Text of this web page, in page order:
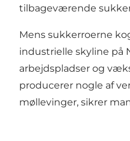
tilbageværende
Mens sukkerroerne
industrielle skyline på
arbejdspladser og
producerer nogle af
møllevinger, sikrer